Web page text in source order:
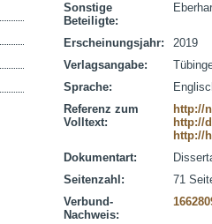
Sonstige
Beteiligte:
Erscheinungsjahr:
2019
Verlagsangabe:
Sprache:
Referenz zum
Volltext:
http://
http://
http://
Dokumentart:
Seitenzahl:
71
Verbund-
Nachweis: